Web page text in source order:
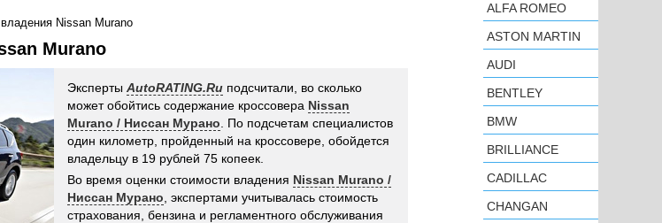
Nissan Murano
Murano
Эксперты AutoRATING.Ru подсчитали, во сколько
может обойтись содержание кроссовера Nissan
Murano / Ниссан Мурано . По подсчетам специалистов
один километр, пройденный на кроссовере, обойдется
владельцу в 19 рублей 75 копеек.
Во время оценки стоимости владения Nissan Murano /
Ниссан Мурано , экспертами учитывалась стоимость
страхования, бензина и регламентного обслуживания
ALFA ROMEO
ASTON MARTIN
AUDI
BENTLEY
BMW
BRILLIANCE
CADILLAC
CHANGAN